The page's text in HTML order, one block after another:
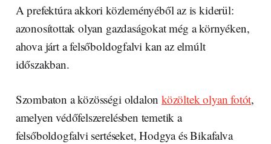
A prefektúra akkori közleményéből az is kiderül:
azonosítottak olyan gazdaságokat még a környéken,
ahova járt a felsőboldogfalvi kan az elmúlt
időszakban.
Szombaton a közösségi oldalonközöltek olyan fotót,
amelyen védőfelszerelésben temetik a
felsőboldogfalvi sertéseket, Hodgya és Bikafalva